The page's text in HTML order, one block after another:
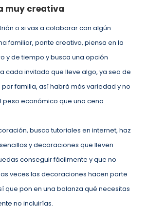
muy creativa
o si vas a colaborar con algún
familiar, ponte creativo, piensa en la
y de tiempo y busca una opción
cada invitado que lleve algo, ya sea de
familia, así habrá más variedad y no
peso económico que una cena
busca tutoriales en internet, haz
y decoraciones que lleven
conseguir fácilmente y que no
veces las decoraciones hacen parte
que pon en una balanza qué necesitas
no incluirías.